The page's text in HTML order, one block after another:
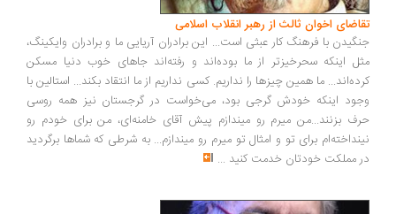
اخوان ثالث از رهبر انقلاب اسلامی
با فرهنگ کار عبثی است... این برادران آریایی ما و برادران وایکینگ،
اینکه سحرخیزتر از ما بوده‌اند و رفته‌اند جاهای خوب دنیا مسکن
ما همین چیزها را نداریم. کسی نداریم از ما انتقاد بکند... استالین با
اینکه خودش گرجی بود، می‌خواست در گرجستان نیز همه روسی
بزنند...من میرم رو میندازم پیش آقای خامنه‌ای، من برای خودم رو
برای تو و امثال تو میرم رو میندازم... به شرطی که شماها برگردید
مملکت خودتان خدمت کنید...